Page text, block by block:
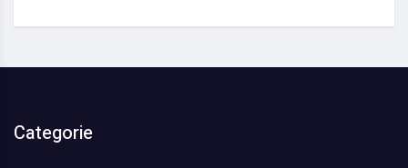
Categorie